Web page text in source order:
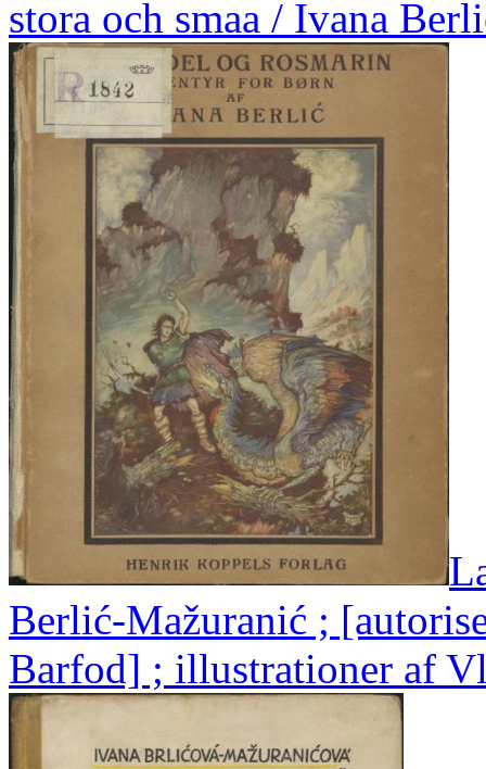
stora och smaa / Ivana
Berlić-Mažuranić ;
Barfod] ; illustrationer af